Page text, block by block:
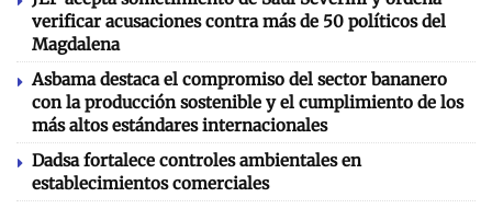
verificar acusaciones contra más de 50 políticos del
Magdalena
Asbama destaca el compromiso del sector bananero
con la producción sostenible y el cumplimiento de los
más altos estándares internacionales
Dadsa fortalece controles ambientales en
establecimientos comerciales